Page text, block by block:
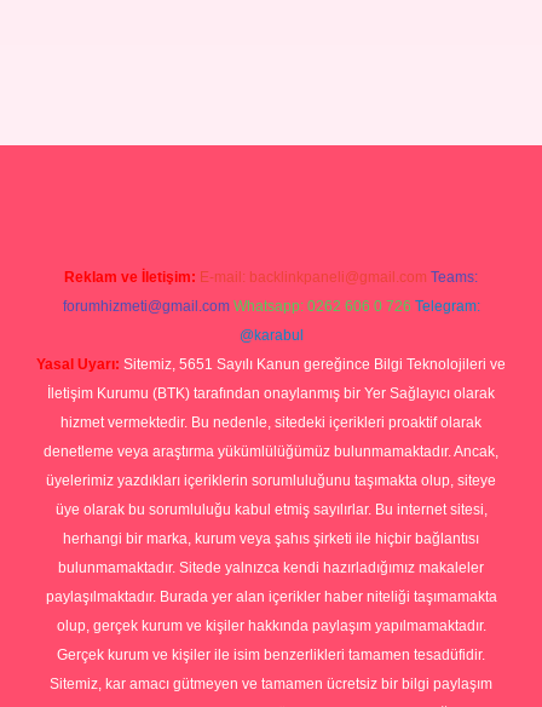
Reklam ve İletişim: E-mail: backlinkpaneli@gmail.com Teams:
forumhizmeti@gmail.com Whatsapp: 0262 606 0 726 Telegram:
@karabul
Yasal Uyarı: Sitemiz, 5651 Sayılı Kanun gereğince Bilgi Teknolojileri ve
İletişim Kurumu (BTK) tarafından onaylanmış bir Yer Sağlayıcı olarak
hizmet vermektedir. Bu nedenle, sitedeki içerikleri proaktif olarak
denetleme veya araştırma yükümlülüğümüz bulunmamaktadır. Ancak,
üyelerimiz yazdıkları içeriklerin sorumluluğunu taşımakta olup, siteye
üye olarak bu sorumluluğu kabul etmiş sayılırlar. Bu internet sitesi,
herhangi bir marka, kurum veya şahıs şirketi ile hiçbir bağlantısı
bulunmamaktadır. Sitede yalnızca kendi hazırladığımız makaleler
paylaşılmaktadır. Burada yer alan içerikler haber niteliği taşımamakta
olup, gerçek kurum ve kişiler hakkında paylaşım yapılmamaktadır.
Gerçek kurum ve kişiler ile isim benzerlikleri tamamen tesadüfidir.
Sitemiz, kar amacı gütmeyen ve tamamen ücretsiz bir bilgi paylaşım